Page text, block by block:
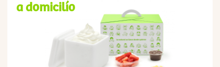
a domicilío